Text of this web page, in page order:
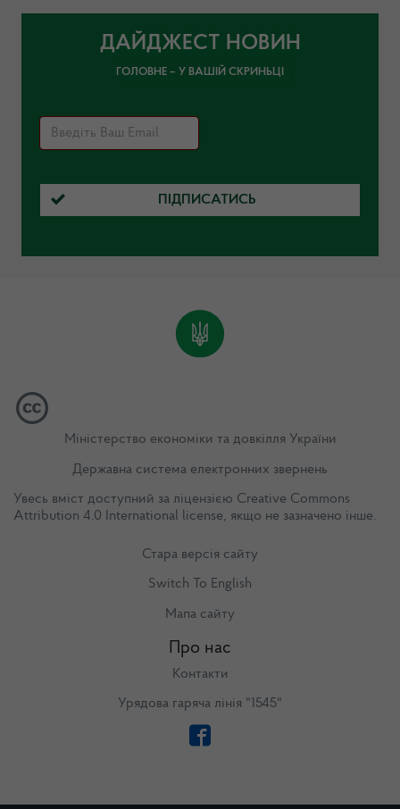
ДАЙДЖЕСТ НОВИН
ГОЛОВНЕ – У ВАШІЙ СКРИНЬЦІ
ПІДПИСАТИСЬ
Міністерство економіки та довкілля України
Державна система електронних звернень
Увесь вміст доступний за ліцензією Creative Commons
Attribution 4.0 International license, якщо не зазначено інше.
Стара версія сайту
Switch To English
Мапа сайту
Про нас
Контакти
Урядова гаряча лінія "1545"